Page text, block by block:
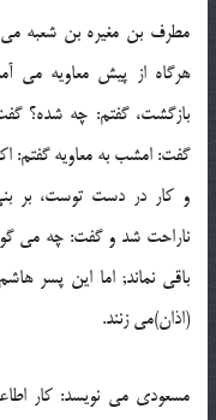
مطرف بن مغیره بن شعبه می
هرگاه از پیش معاویه می
بازگشت، گفتم: چه شده؟
گفت: امشب به معاویه گفتم:
و کار در دست توست، بر
ناراحت شد و گفت: چه می
باقی نماند; اما این پسر
(اذان)می زنند.
مسعودی می نویسد: کار